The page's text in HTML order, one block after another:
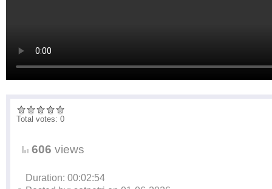
Total votes: 0
606 views
Duration: 00:02:54